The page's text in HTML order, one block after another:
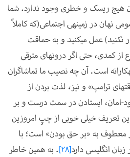
هیچ ریسک و خطری وجود ندارد. شما
نهان در زمینه­ی اجتماعی(که کاملاً
نکنید) عمل می­کنید و به حماقت
از کمدی، حتی اگر درونه­ای مترقی
است. آن چه نصیب ما تماشاگران
ترامپ» و نیز، لذت بردن از
امان، ایستادن در سمت درست و بر
تعریف خیلی خوبی از چپِ امروزین
به «بر حق بودن» است؛ با
زبان انگلیسی دارد[28]. به همین خاطر